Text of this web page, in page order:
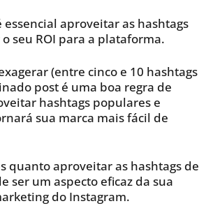
essencial aproveitar as hashtags
seu ROI para a plataforma.
(entre cinco e 10 hashtags
post é uma boa regra de
hashtags populares e
sua marca mais fácil de
quanto aproveitar as hashtags de
ser um aspecto eficaz da sua
do Instagram.